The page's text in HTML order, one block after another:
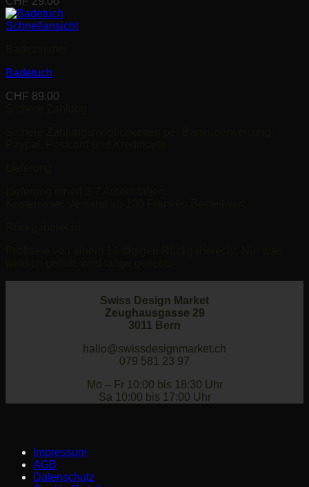
Schnellansicht
Badetuch
CHF 89.00
Swiss Design Market
Zeughausgasse 29
3011 Bern
hallo@swissdesignmarket.ch
079 581 23 97
Mo – Fr 10:00 bis 18:30 Uhr
Sa 10:00 bis 17:00 Uhr
Impressum
AGB
Datenschutz